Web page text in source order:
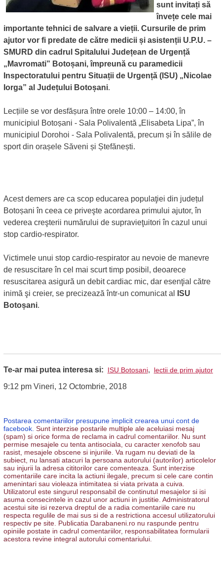
sunt invitați să
învețe cele mai
importante tehnici de salvare a vieții. Cursurile de prim
ajutor vor fi predate de către medicii și asistenții U.P.U. –
SMURD din cadrul Spitalului Județean de Urgență
„Mavromati” Botoșani, împreună cu paramedicii
Inspectoratului pentru Situații de Urgență (ISU) „Nicolae
Iorga” al Județului Botoșani.
Lecțiile se vor desfășura între orele 10:00 – 14:00, în
municipiul Botoșani - Sala Polivalentă „Elisabeta Lipa”, în
municipiul Dorohoi - Sala Polivalentă, precum și în sălile de
sport din orașele Săveni și Ștefănești.
Acest demers are ca scop educarea populaţiei din județul
Botoșani în ceea ce priveşte acordarea primului ajutor, în
vederea creşterii numărului de supravieţuitori în cazul unui
stop cardio-respirator.
Victimele unui stop cardio-respirator au nevoie de manevre
de resuscitare în cel mai scurt timp posibil, deoarece
resuscitarea asigură un debit cardiac mic, dar esenţial către
inimă şi creier, se precizează într-un comunicat al
ISU
Botoșani.
Te-ar mai putea interesa si: ISU Botosani, lectii de prim ajutor
9:12 pm Vineri, 12 Octombrie, 2018
Postarea comentariilor presupune implicit crearea unui cont de
facebook. Sunt interzise postarile multiple ale aceluiasi mesaj
(spam) si orice forma de reclama in cadrul comentariilor. Nu sunt
permise mesajele cu tenta antisociala, cu caracter xenofob sau
rasist, mesajele obscene si injuriile. Va rugam nu deviati de la
subiect, nu lansati atacuri la persoana autorului (autorilor) articolelor
sau injurii la adresa cititorilor care comenteaza. Sunt interzise
comentariile care incita la actiuni ilegale, precum si cele care contin
amenintari sau violeaza intimitatea si viata privata a cuiva.
Utilizatorul este singurul responsabil de continutul mesajelor si isi
asuma consecintele in cazul unor actiuni in justitie. Administratorul
acestui site isi rezerva dreptul de a radia comentariile care nu
respecta regulile de mai sus si de a restrictiona accesul utilizatorului
respectiv pe site. Publicatia Darabaneni.ro nu raspunde pentru
opiniile postate in cadrul comentariilor, responsabilitatea formularii
acestora revine integral autorului comentariului.